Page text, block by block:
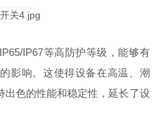
IP67等高防护等级，能够有
影响。这使得设备在高温、潮
出色的性能和稳定性，延长了设